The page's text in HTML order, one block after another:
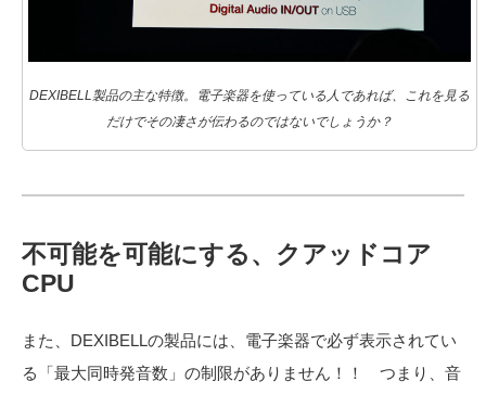
DEXIBELL製品の主な特徴。電子楽器を使っている人であれば、これを見る
だけでその凄さが伝わるのではないでしょうか？
不可能を可能にする、クアッドコア
CPU
また、DEXIBELLの製品には、電子楽器で必ず表示されてい
る「最大同時発音数」の制限がありません！！ つまり、音